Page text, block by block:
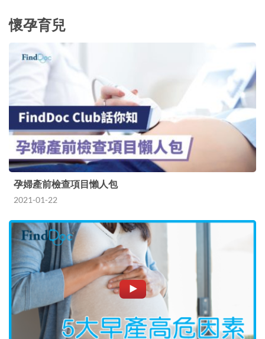
懷孕育兒
孕婦產前檢查項目懶人包
2021-01-22